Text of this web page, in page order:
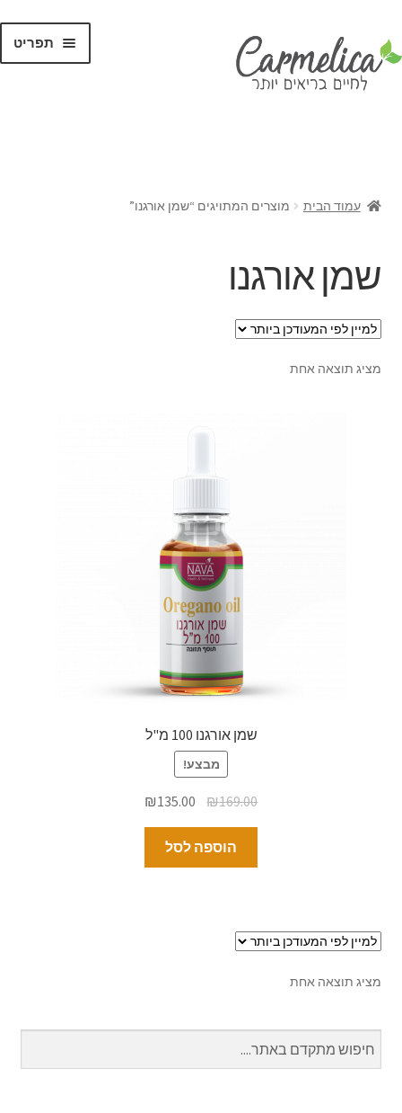
תפריט
עמוד הבית מוצרים המתויגים “שמן אורגנו”
שמן אורגנו
מציג תוצאה אחת
שמן אורגנו 100 מ"ל
מבצע!
₪169.00
₪135.00
הוספה לסל
מציג תוצאה אחת